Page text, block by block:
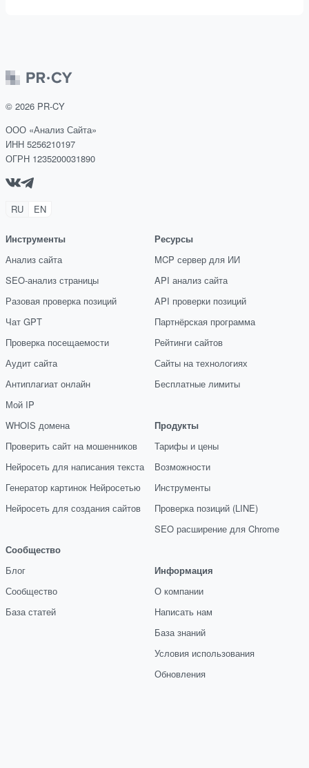
© 2026 PR-CY
ООО «Анализ Сайта»
ИНН 5256210197
ОГРН 1235200031890
RU EN
Инструменты
Анализ сайта
SEO-анализ страницы
Разовая проверка позиций
Чат GPT
Проверка посещаемости
Аудит сайта
Антиплагиат онлайн
Мой IP
WHOIS домена
Проверить сайт на мошенников
Нейросеть для написания текста
Генератор картинок Нейросетью
Нейросеть для создания сайтов
Сообщество
Блог
Сообщество
База статей
Ресурсы
MCP сервер для ИИ
API анализ сайта
API проверки позиций
Партнёрская программа
Рейтинги сайтов
Сайты на технологиях
Бесплатные лимиты
Продукты
Тарифы и цены
Возможности
Инструменты
Проверка позиций (LINE)
SEO расширение для Chrome
Информация
О компании
Написать нам
База знаний
Условия использования
Обновления